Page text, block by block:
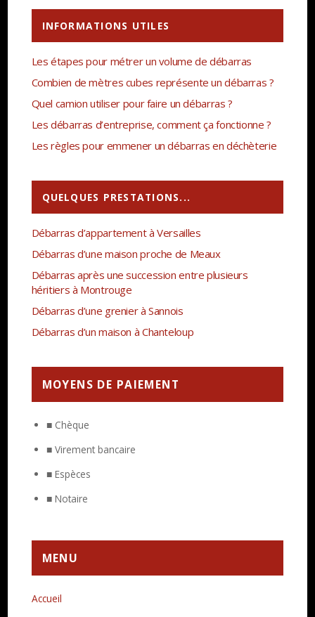
INFORMATIONS UTILES
Les étapes pour métrer un volume de débarras
Combien de mètres cubes représente un débarras ?
Quel camion utiliser pour faire un débarras ?
Les débarras d’entreprise, comment ça fonctionne ?
Les règles pour emmener un débarras en déchèterie
QUELQUES PRESTATIONS...
Débarras d’appartement à Versailles
Débarras d’une maison proche de Meaux
Débarras après une succession entre plusieurs
héritiers à Montrouge
Débarras d’une grenier à Sannois
Débarras d’un maison à Chanteloup
MOYENS DE PAIEMENT
■ Chèque
■ Virement bancaire
■ Espèces
■ Notaire
MENU
Accueil